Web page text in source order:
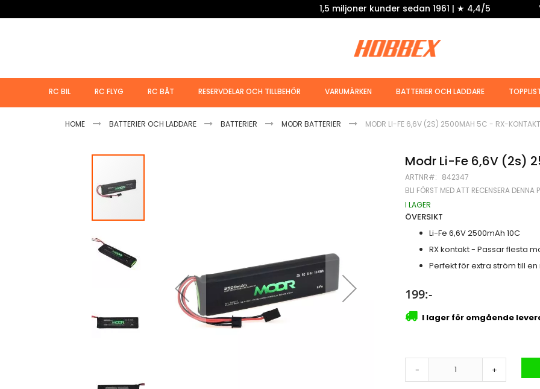
1,5 miljoner kunder sedan 1961 | ★ 4,4/5
RC BIL RC FLYG RC BÅT RESERVDELAR OCH TILLBEHÖR VARUMÄRKEN BATTERIER OCH LADDARE
HOME BATTERIER OCH LADDARE BATTERIER MODR BATTERIER MODR LI-FE 6,6V (2S) 2500MAH 5C - RX-KONTAKT
Hoppa
av
bildgalleriet
Modr Li-Fe 6,6V (2s)
ARTNR 842347
BLI FÖRST MED ATT RECENSERA DENNA
I LAGER
ÖVERSIKT
Li-Fe 6,6V 2500mAh 10C
RX kontakt - Passar flesta
Perfekt för extra ström till
199:-
I lager för omgående
- +